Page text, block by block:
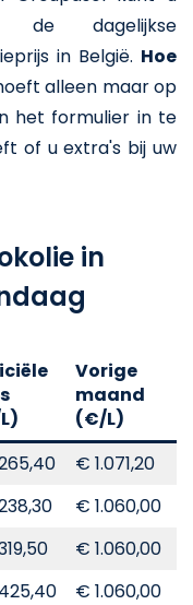
de dagelijkse
in België. Hoe
alleen maar op
het formulier in te
of u extra's bij uw
in
Vorige
maand
(€/L)
€ 1.071,20
€ 1.060,00
€ 1.060,00
€ 1.060,00